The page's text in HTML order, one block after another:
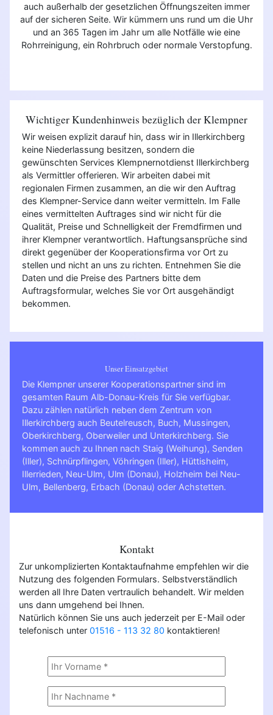
auch außerhalb der gesetzlichen Öffnungszeiten immer
auf der sicheren Seite. Wir kümmern uns rund um die Uhr
und an 365 Tagen im Jahr um alle Notfälle wie eine
Rohrreinigung, ein Rohrbruch oder normale Verstopfung.
Wichtiger Kundenhinweis bezüglich der Klempner
Wir weisen explizit darauf hin, dass wir in Illerkirchberg
keine Niederlassung besitzen, sondern die
gewünschten Services Klempnernotdienst Illerkirchberg
als Vermittler offerieren. Wir arbeiten dabei mit
regionalen Firmen zusammen, an die wir den Auftrag
des Klempner-Service dann weiter vermitteln. Im Falle
eines vermittelten Auftrages sind wir nicht für die
Qualität, Preise und Schnelligkeit der Fremdfirmen und
ihrer Klempner verantwortlich. Haftungsansprüche sind
direkt gegenüber der Kooperationsfirma vor Ort zu
stellen und nicht an uns zu richten. Entnehmen Sie die
Daten und die Preise des Partners bitte dem
Auftragsformular, welches Sie vor Ort ausgehändigt
bekommen.
Unser Einsatzgebiet
Die Klempner unserer Kooperationspartner sind im
gesamten Raum Alb-Donau-Kreis für Sie verfügbar.
Dazu zählen natürlich neben dem Zentrum von
Illerkirchberg auch Beutelreusch, Buch, Mussingen,
Oberkirchberg, Oberweiler und Unterkirchberg. Sie
kommen auch zu Ihnen nach Staig (Weihung), Senden
(Iller), Schnürpflingen, Vöhringen (Iller), Hüttisheim,
Illerrieden, Neu-Ulm, Ulm (Donau), Holzheim bei Neu-
Ulm, Bellenberg, Erbach (Donau) oder Achstetten.
Kontakt
Zur unkomplizierten Kontaktaufnahme empfehlen wir die
Nutzung des folgenden Formulars. Selbstverständlich
werden all Ihre Daten vertraulich behandelt. Wir melden
uns dann umgehend bei Ihnen.
Natürlich können Sie uns auch jederzeit per E-Mail oder
telefonisch unter 01516 - 113 32 80 kontaktieren!